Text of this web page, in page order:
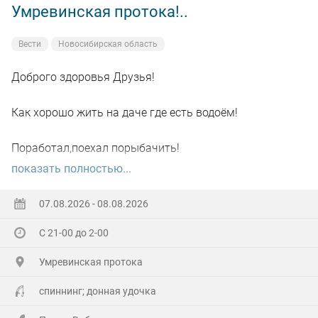
Умревинская протока!..
Вести Новосибирская область
Доброго здоровья Друзья!
Как хорошо жить на даче где есть водоём!
Поработал,поехал порыбачить!
поработал"цирюльником" 😂в теплицах!
А вечером захотелось повторить предыдущее "ночное
рандеву"!
Прибыл на берег в девять часов,и что я вижу 😲,
показать полностью...
07.08.2026 - 08.08.2026
С 21-00 до 2-00
Умревинская протока
спиннинг; донная удочка